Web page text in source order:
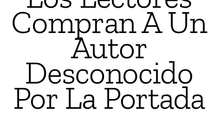
Compran A Un
Autor
Desconocido
Por La Portada